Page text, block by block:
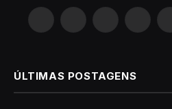
InstagramPinterestYouTube
ÚLTIMAS POSTAGENS